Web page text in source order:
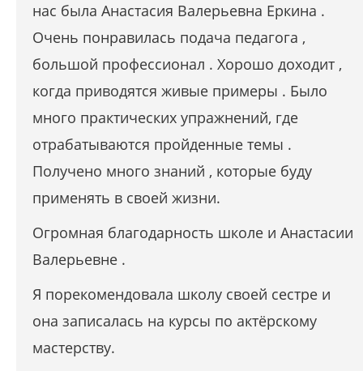
нас была Анастасия Валерьевна Еркина .
Очень понравилась подача педагога ,
большой профессионал . Хорошо доходит ,
когда приводятся живые примеры . Было
много практических упражнений, где
отрабатываются пройденные темы .
Получено много знаний , которые буду
применять в своей жизни.
Огромная благодарность школе и Анастасии
Валерьевне .
Я порекомендовала школу своей сестре и
она записалась на курсы по актёрскому
мастерству.